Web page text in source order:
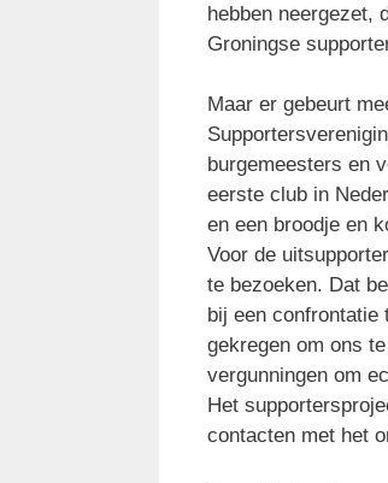
hebben neergezet,
Groningse
Maar er gebeurt
burgemeesters en
eerste club in
en een broodje en
Voor de
te bezoeken. Dat
bij een
gekregen om ons
vergunningen om
Het
contacten met het